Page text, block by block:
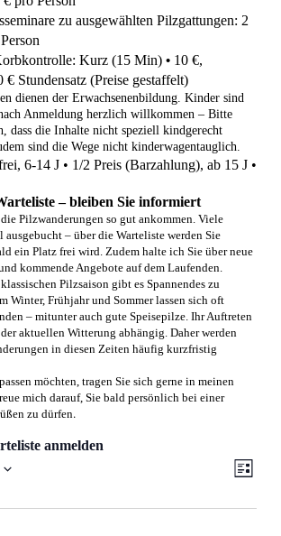
zu ausgewählten Pilzgattungen: 2
Kurz (15 Min) • 10€,
€ Stundensatz (Preise gestaffelt)
dienen der Erwachsenenbildung. Kinder sind
Anmeldung herzlich willkommen – Bitte
dass die Inhalte nicht speziell kindgerecht
sind die Wege nicht kinderwagentauglich.
6-14 J • 1/2 Preis (Barzahlung), ab 15 J •
– bleiben Sie informiert
Pilzwanderungen so gut ankommen. Viele
ausgebucht – über die Warteliste werden Sie
ein Platz frei wird. Zudem halte ich Sie über neue
kommende Angebote auf dem Laufenden.
Pilzsaison gibt es Spannendes zu
Winter, Frühjahr und Sommer lassen sich oft
– mitunter auch gute Speisepilze. Ihr Auftreten
aktuellen Witterung abhängig. Daher werden
in diesen Zeiten häufig kurzfristig
möchten, tragen Sie sich gerne in meinen
mich darauf, Sie bald persönlich bei einer
zu dürfen.
anmelden
Liste